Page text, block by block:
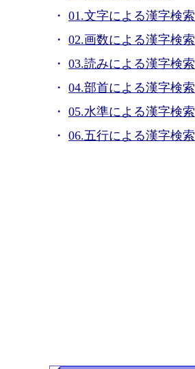
01.文字による漢字検索
02.画数による漢字検索
03.読みによる漢字検索
04.部首による漢字検索
05.水準による漢字検索
06.五行による漢字検索